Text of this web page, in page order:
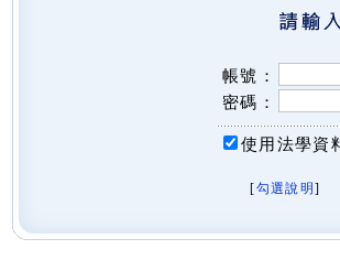
帳號：
密碼：
使用法學資
[勾選說明 ]